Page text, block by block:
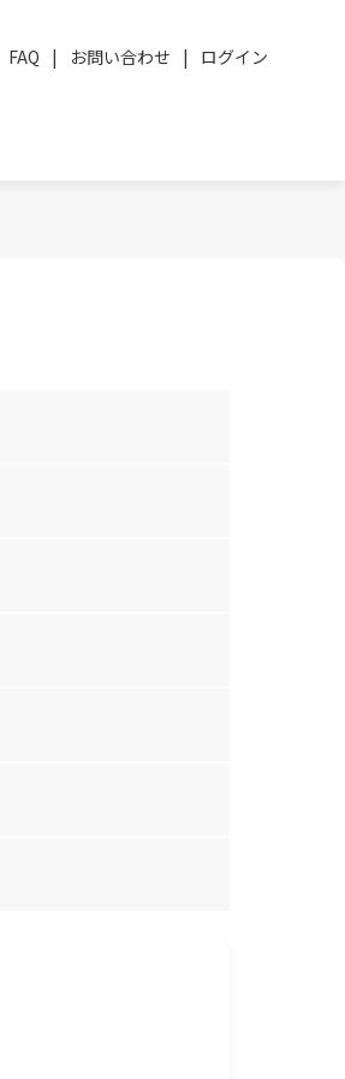
FAQ | お問い合わせ | ログイン